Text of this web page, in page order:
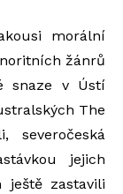
morální
žánrů
snaze v Ústí
The
jejich
ještě zastavili